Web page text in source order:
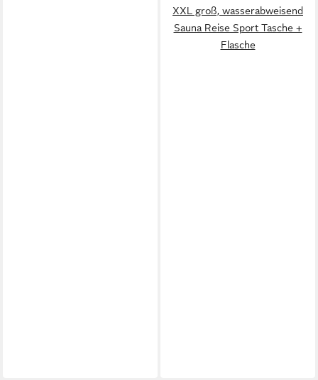
XXL groß, wasserabweisend
Sauna Reise Sport Tasche +
Flasche